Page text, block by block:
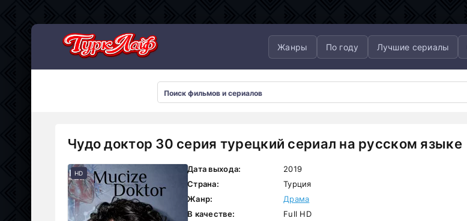
Жанры По году Лучшие сериалы
Чудо доктор 30 серия турецкий сериал на русском языке
HD Дата выхода:
2019
Страна:
Турция
Жанр:
Драма
В качестве:
Full HD
Сериалы 2026